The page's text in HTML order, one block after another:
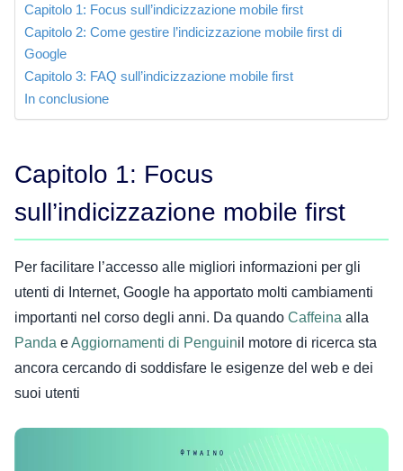
Capitolo 1: Focus sull’indicizzazione mobile first
Capitolo 2: Come gestire l’indicizzazione mobile first di
Google
Capitolo 3: FAQ sull’indicizzazione mobile first
In conclusione
Capitolo 1: Focus
sull’indicizzazione mobile first
Per facilitare l’accesso alle migliori informazioni per gli
utenti di Internet, Google ha apportato molti cambiamenti
importanti nel corso degli anni. Da quando Caffeina alla
Panda eAggiornamenti di Penguinil motore di ricerca sta
ancora cercando di soddisfare le esigenze del web e dei
suoi utenti